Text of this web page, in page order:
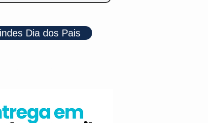
Dia dos Pais